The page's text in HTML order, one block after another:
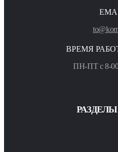
ВРЕМЯ
ПН-ПТ с 8-00